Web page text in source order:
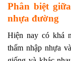
Phân biệt
nhựa đường
Hiện nay có khá
thấm nhập nhựa